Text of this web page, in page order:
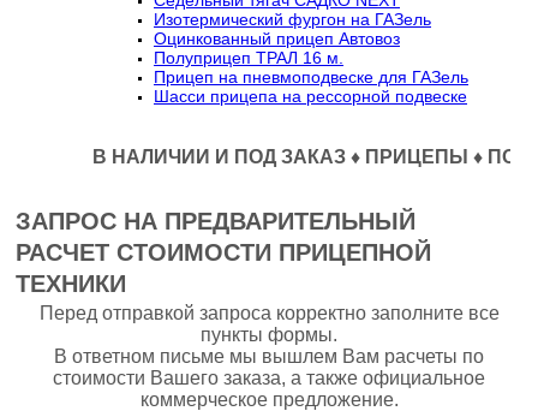
Изотермический фургон на ГАЗель
Оцинкованный прицеп Автовоз
Полуприцеп ТРАЛ 16 м.
Прицеп на пневмоподвеске для ГАЗель
Шасси прицепа на рессорной подвеске
В НАЛИЧИИ И ПОД ЗАКАЗ ♦ ПРИЦЕПЫ ♦
ЗАПРОС НА ПРЕДВАРИТЕЛЬНЫЙ
РАСЧЕТ СТОИМОСТИ ПРИЦЕПНОЙ
ТЕХНИКИ
Перед отправкой запроса корректно заполните все
пункты формы.
В ответном письме мы вышлем Вам расчеты по
стоимости Вашего заказа, а также официальное
коммерческое предложение.